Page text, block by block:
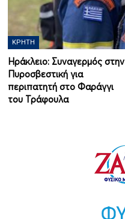
ΚΡΉΤΗ
Ηράκλειο: Συναγερμός στην
Πυροσβεστική για
περιπατητή στο Φαράγγι
του Τράφουλα